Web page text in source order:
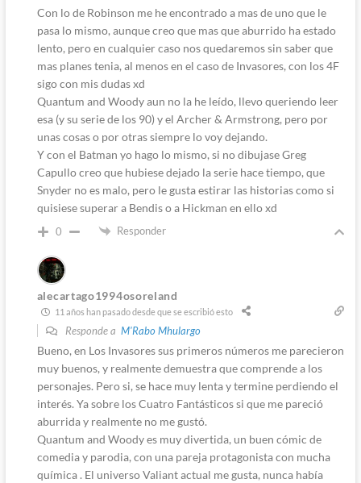
Con lo de Robinson me he encontrado a mas de uno que le
pasa lo mismo, aunque creo que mas que aburrido ha estado
lento, pero en cualquier caso nos quedaremos sin saber que
mas planes tenia, al menos en el caso de Invasores, con los 4F
sigo con mis dudas xd
Quantum and Woody aun no la he leído, llevo queriendo leer
esa (y su serie de los 90) y el Archer & Armstrong, pero por
unas cosas o por otras siempre lo voy dejando.
Y con el Batman yo hago lo mismo, si no dibujase Greg
Capullo creo que hubiese dejado la serie hace tiempo, que
Snyder no es malo, pero le gusta estirar las historias como si
quisiese superar a Bendis o a Hickman en ello xd
0 Responder
alecartago1994osoreland
11 años han pasado desde que se escribió esto
Responde a M'Rabo Mhulargo
Bueno, en Los Invasores sus primeros números me parecieron
muy buenos, y realmente demuestra que comprende a los
personajes. Pero si, se hace muy lenta y termine perdiendo el
interés. Ya sobre los Cuatro Fantásticos si que me pareció
aburrida y realmente no me gustó.
Quantum and Woody es muy divertida, un buen cómic de
comedia y parodia, con una pareja protagonista con mucha
química . El universo Valiant actual me gusta, nunca había